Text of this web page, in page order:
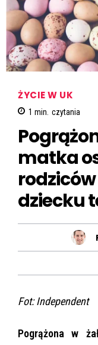
ŻYCIE W UK
1 min. czytania
matka
dziecku
Fot: Independent
Pogrążona w